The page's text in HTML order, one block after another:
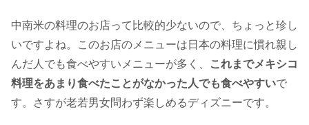
中南米の料理のお店って比較的少ないので、ちょっと珍し
いですよね。このお店のメニューは日本の料理に慣れ親し
んだ人でも食べやすいメニューが多く、
これまでメキシコ
料理をあまり食べたことがなかった人でも食べやすいで
す。さすが老若男女問わず楽しめるディズニーです。